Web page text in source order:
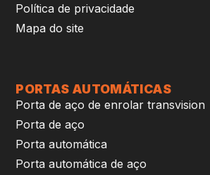
Política de privacidade
Mapa do site
PORTAS AUTOMÁTICAS
Porta de aço de enrolar transvision
Porta de aço
Porta automática
Porta automática de aço